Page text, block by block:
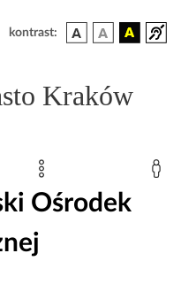
kontrast:
Kraków
Ośrodek